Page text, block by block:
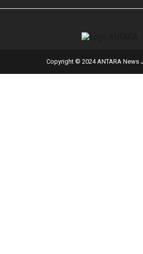
Copyright © 2024 ANTARA News